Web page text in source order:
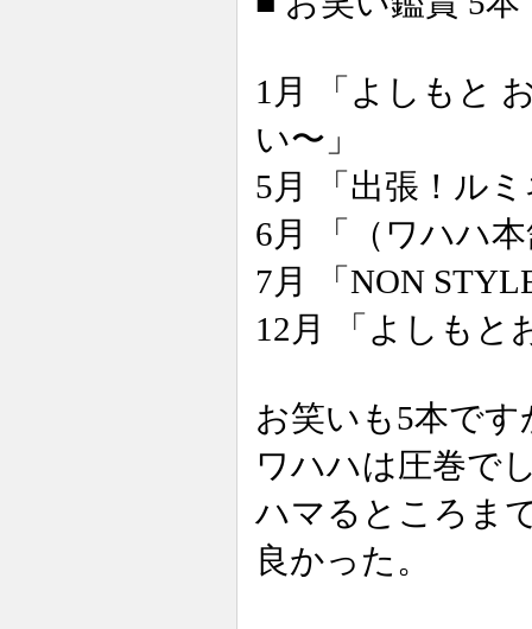
1月 「よしもと
い〜」
5月 「出張！ル
6月 「（ワハハ
7月 「NON
12月 「よしもと
お笑いも5本で
ワハハは圧巻で
ハマるところま
良かった。